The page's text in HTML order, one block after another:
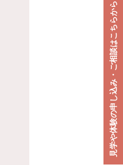
見学や体験の申し込み・ご相談はこちらから